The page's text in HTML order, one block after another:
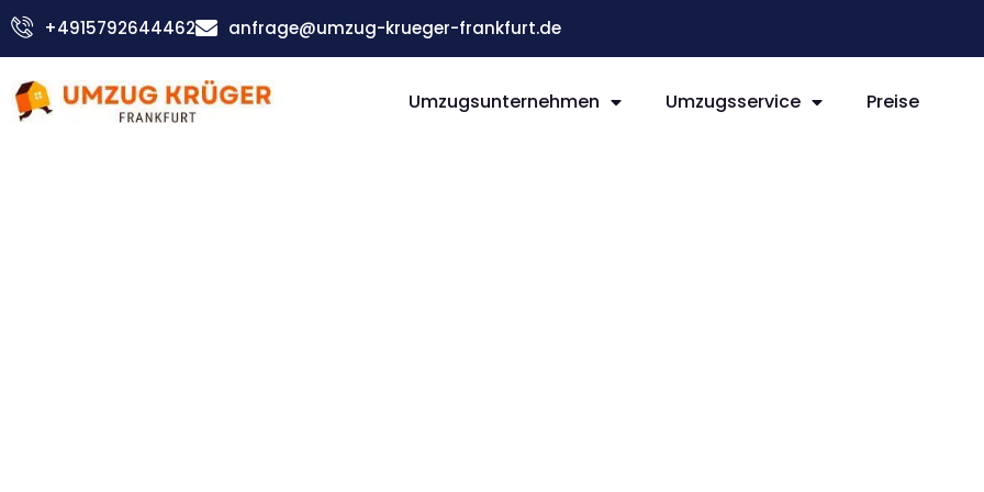
Zum
Inhalt
+4915792644462 anfrage@umzug-krueger-frankfurt.de
Umzugsunternehmen Umzugsservice Preise